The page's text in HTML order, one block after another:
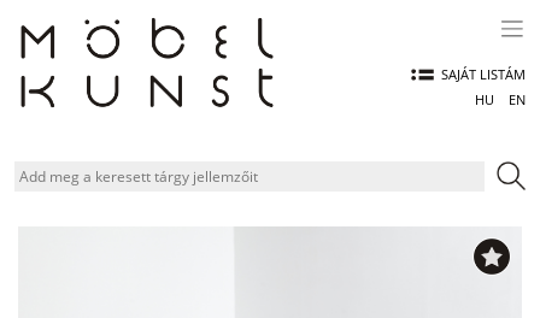
content
SAJÁT LISTÁM
HU
EN